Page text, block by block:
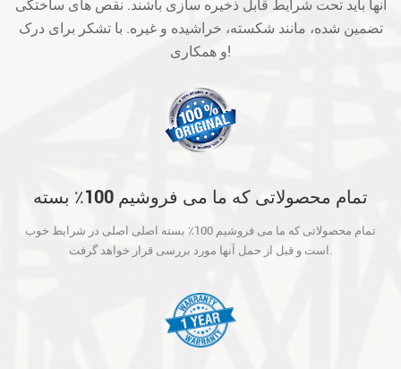
آنها باید تحت شرایط قابل ذخیره سازی باشند. نقص های ساختگی
تضمین شده، مانند شکسته، خراشیده و غیره. با تشکر برای درک
و همکاری!
تمام محصولاتی که ما می فروشیم 100٪ بسته
آنها مورد بررسی قرار خواهد گرفت.
تمام محصولاتی که ما می فروشیم 100٪ بسته اصلی اصلی در شرایط خوب